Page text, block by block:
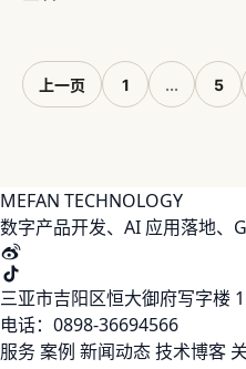
上一页 1 ... 5
MEFAN TECHNOLOGY
数字产品开发、AI 应用落地、
三亚市吉阳区恒大御府写字楼
电话：0898-36694566
服务案例 新闻动态技术博客